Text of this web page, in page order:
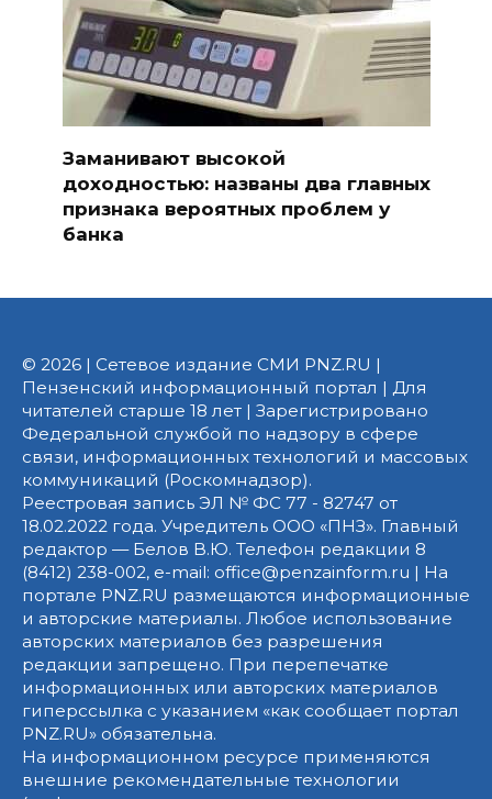
Заманивают высокой
доходностью: названы два главных
признака вероятных проблем у
банка
© 2026 | Сетевое издание СМИ PNZ.RU |
Пензенский информационный портал | Для
читателей старше 18 лет | Зарегистрировано
Федеральной службой по надзору в сфере
связи, информационных технологий и массовых
коммуникаций (Роскомнадзор).
Реестровая запись ЭЛ № ФС 77 - 82747 от
18.02.2022 года. Учредитель ООО «ПНЗ». Главный
редактор — Белов В.Ю. Телефон редакции 8
(8412) 238-002, e-mail: office@penzainform.ru | На
портале PNZ.RU размещаются информационные
и авторские материалы. Любое использование
авторских материалов без разрешения
редакции запрещено. При перепечатке
информационных или авторских материалов
гиперссылка с указанием «как сообщает портал
PNZ.RU» обязательна.
На информационном ресурсе применяются
внешние рекомендательные технологии